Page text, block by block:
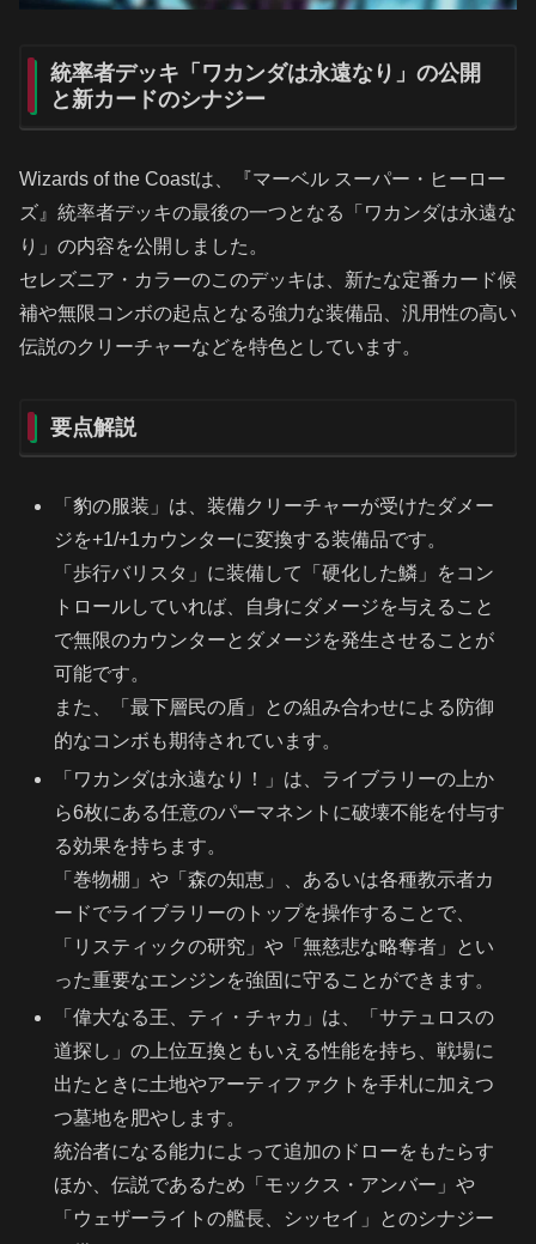
統率者デッキ「ワカンダは永遠なり」の公開
と新カードのシナジー
Wizards of the Coastは、『マーベル スーパー・ヒーロー
ズ』統率者デッキの最後の一つとなる「ワカンダは永遠な
り」の内容を公開しました。
セレズニア・カラーのこのデッキは、新たな定番カード候
補や無限コンボの起点となる強力な装備品、汎用性の高い
伝説のクリーチャーなどを特色としています。
要点解説
「豹の服装」は、装備クリーチャーが受けたダメー
ジを+1/+1カウンターに変換する装備品です。
「歩行バリスタ」に装備して「硬化した鱗」をコン
トロールしていれば、自身にダメージを与えること
で無限のカウンターとダメージを発生させることが
可能です。
また、「最下層民の盾」との組み合わせによる防御
的なコンボも期待されています。
「ワカンダは永遠なり！」は、ライブラリーの上か
ら6枚にある任意のパーマネントに破壊不能を付与す
る効果を持ちます。
「巻物棚」や「森の知恵」、あるいは各種教示者カ
ードでライブラリーのトップを操作することで、
「リスティックの研究」や「無慈悲な略奪者」とい
った重要なエンジンを強固に守ることができます。
「偉大なる王、ティ・チャカ」は、「サテュロスの
道探し」の上位互換ともいえる性能を持ち、戦場に
出たときに土地やアーティファクトを手札に加えつ
つ墓地を肥やします。
統治者になる能力によって追加のドローをもたらす
ほか、伝説であるため「モックス・アンバー」や
「ウェザーライトの艦長、シッセイ」とのシナジー